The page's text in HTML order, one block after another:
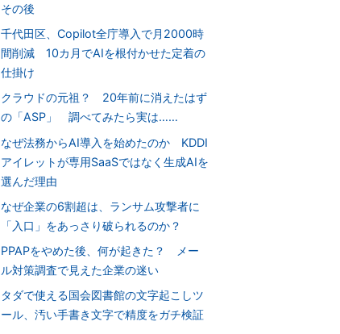
その後
千代田区、Copilot全庁導入で月2000時
間削減 10カ月でAIを根付かせた定着の
仕掛け
クラウドの元祖？ 20年前に消えたはず
の「ASP」 調べてみたら実は……
なぜ法務からAI導入を始めたのか KDDI
アイレットが専用SaaSではなく生成AIを
選んだ理由
なぜ企業の6割超は、ランサム攻撃者に
「入口」をあっさり破られるのか？
PPAPをやめた後、何が起きた？ メー
ル対策調査で見えた企業の迷い
タダで使える国会図書館の文字起こしツ
ール、汚い手書き文字で精度をガチ検証